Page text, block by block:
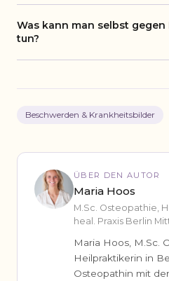
Was kann man selbst
tun?
Beschwerden & Krankheitsbilder
ÜBER DEN AUTOR
Maria Hoos
M.Sc. Osteopathie,
heal. Praxis Berlin
Maria Hoos, M.Sc.
Heilpraktikerin in
Osteopathin mit